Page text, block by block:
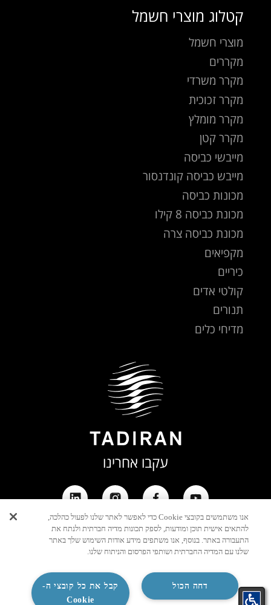
קטלוג מוצרי חשמל
מוצרי חשמל
מקררים
מקרר משרדי
מקרר זכוכית
מקרר מומלץ
מקרר קטן
מייבשי כביסה
מייבש כביסה קונדנסור
מכונות כביסה
מכונת כביסה 8 קילו
מכונת כביסה צרה
מקפיאים
כיריים
קולטי אדים
תנורים
מדיחי כלים
עקבו אחרינו
אנו משתמשים בקובצי Cookie כדי לאפשר לאתר שלנו לפעול כהלכה,
להתאים אישית תוכן ומודעות, לספק תכונות מדיה חברתית ולנתח את
התעבורה באתר. בנוסף, אנו משתפים מידע אודות השימוש שלך באתר
שלנו עם המדיה החברתית ושותפי הפרסום והניתוח שלנו.
קבל את כל קובצי ה-
Cookie
דחה הכול